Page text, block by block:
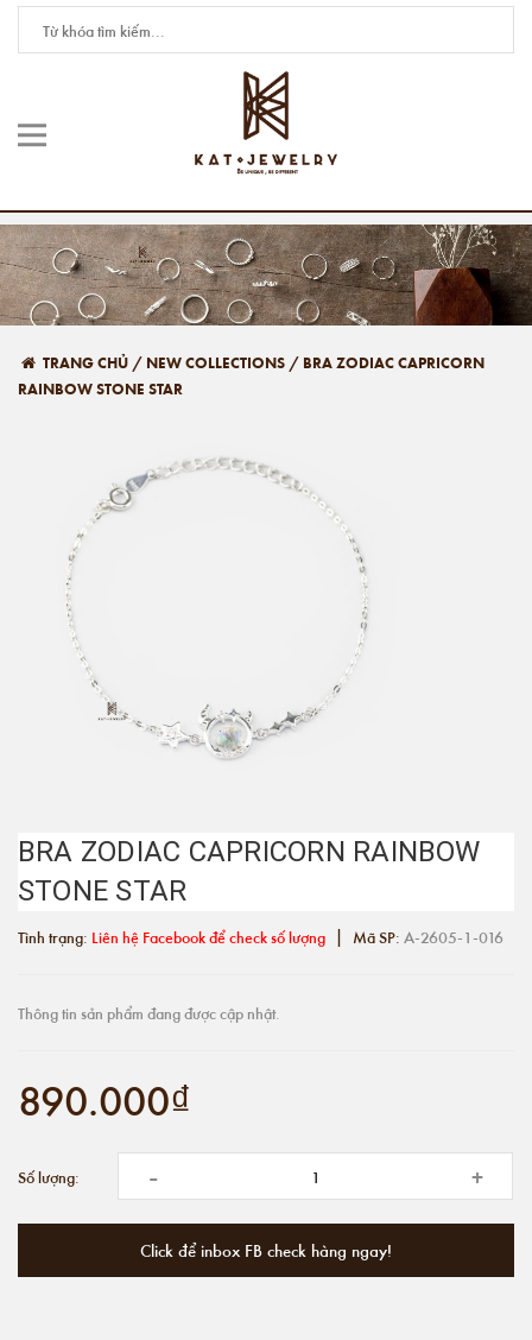
TRANG CHỦ / NEW COLLECTIONS / BRA ZODIAC CAPRICORN
RAINBOW STONE STAR
BRA ZODIAC CAPRICORN RAINBOW
STONE STAR
Tình trạng: Liên hệ Facebook để check số lượng | Mã SP: A-2605-1-016
Thông tin sản phẩm đang được cập nhật.
890.000₫
Số lượng: - +
Click để inbox FB check hàng ngay!